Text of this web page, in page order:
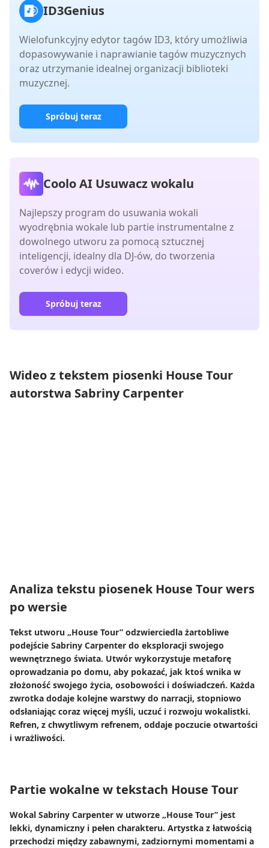
ID3Genius
Wielofunkcyjny edytor tagów ID3, który umożliwia
dopasowywanie i naprawianie tagów muzycznych
oraz utrzymanie idealnej organizacji biblioteki
muzycznej.
Spróbuj teraz
Coolo AI Usuwacz wokalu
Najlepszy program do usuwania wokali
wyodrębnia wokale lub partie instrumentalne z
dowolnego utworu za pomocą sztucznej
inteligencji, idealny dla DJ-ów, do tworzenia
coverów i edycji wideo.
Spróbuj teraz
Wideo z tekstem piosenki House Tour
autorstwa Sabriny Carpenter
Analiza tekstu piosenek House Tour wers
po wersie
Tekst utworu „House Tour” odzwierciedla żartobliwe
podejście Sabriny Carpenter do eksploracji swojego
wewnętrznego świata. Utwór wykorzystuje metaforę
oprowadzania po domu, aby pokazać, jak ktoś wnika w
złożoność swojego życia, osobowości i doświadczeń. Każda
zwrotka dodaje kolejne warstwy do narracji, stopniowo
odsłaniając coraz więcej myśli, uczuć i rozwoju wokalistki.
Refren, z chwytliwym refrenem, oddaje poczucie otwartości
i wrażliwości.
Partie wokalne w tekstach House Tour
Wokal Sabriny Carpenter w utworze „House Tour” jest
lekki, dynamiczny i pełen charakteru. Artystka z łatwością
przechodzi między zabawnymi, zadziornymi momentami a